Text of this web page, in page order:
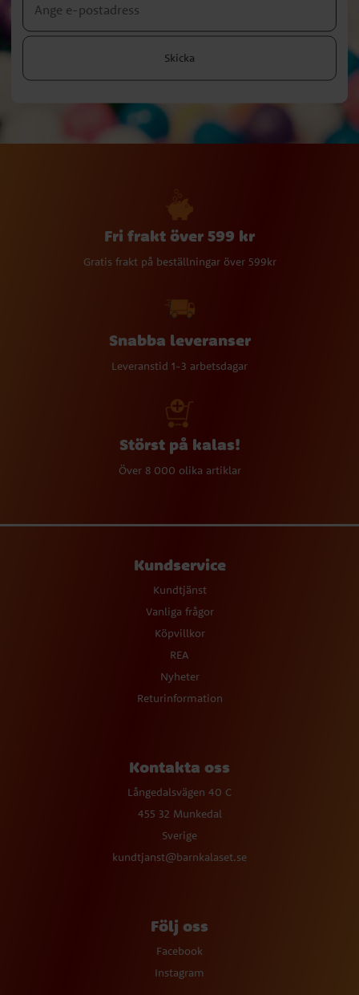
Skicka
Fri frakt över 599 kr
Gratis frakt på beställningar över 599kr
Snabba leveranser
Leveranstid 1-3 arbetsdagar
Störst på kalas!
Över 8 000 olika artiklar
Kundservice
Kundtjänst
Vanliga frågor
Köpvillkor
REA
Nyheter
Returinformation
Kontakta oss
Långedalsvägen 40 C
455 32 Munkedal
Sverige
kundtjanst@barnkalaset.se
Följ oss
Facebook
Instagram